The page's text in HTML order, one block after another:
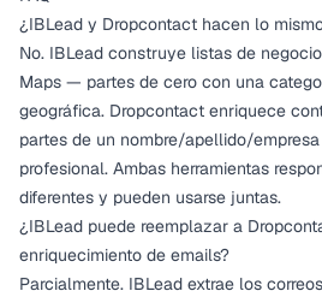
¿IBLead y Dropcontact hacen lo
No. IBLead construye listas de
Maps — partes de cero con una
geográfica. Dropcontact enriquece
partes de un nombre/apellido/
profesional. Ambas herramientas
diferentes y pueden usarse juntas.
¿IBLead puede reemplazar a
enriquecimiento de emails?
Parcialmente. IBLead extrae los